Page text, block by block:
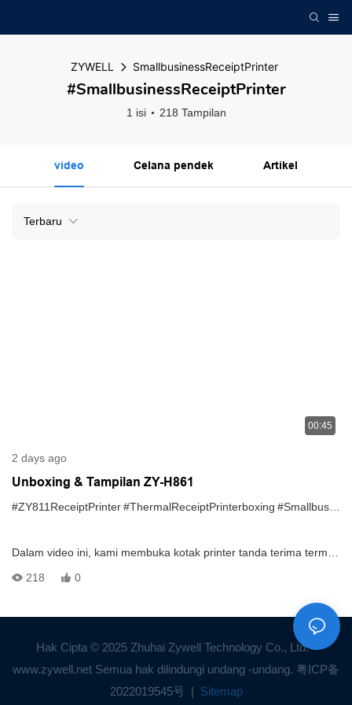
ZYWELL SmallbusinessReceiptPrinter
#SmallbusinessReceiptPrinter
1 isi 218 Tampilan
video Celana pendek Artikel
Terbaru
00:45
2 days ago
Unboxing & Tampilan ZY-H861
#ZY811ReceiptPrinter#ThermalReceiptPrinterboxing #SmallbusinessReceiptPrinter
Dalam video ini, kami membuka kotak printer tanda terima termal
ZY811 dan menunjukkan semuanya termasuk dalam paket.
Anda akan melihat apa yang datang dengan printer—seperti
kabel daya, kabel USB, gulungan kertas sampel, dan panduan
pengguna—Dan lihat lebih dekat pada desain dan portnya. Video
ini juga memberikan pandangan cepat tentang bagaimana printer
218 0
Hak Cipta © 2025 Zhuhai Zywell Technology Co., Ltd. -
www.zywell.net Semua hak dilindungi undang -undang. 粤ICP备
2022019545号 | Sitemap